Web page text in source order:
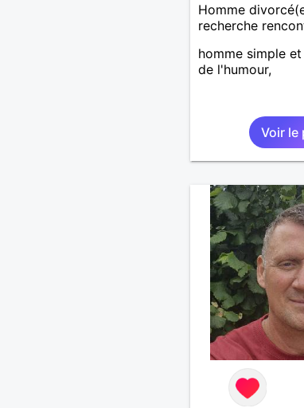
Homme
recherche
homme simple
de l'humour,
Voir le